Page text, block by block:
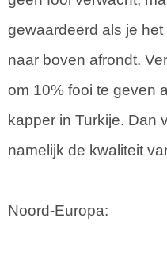
gewaardeerd als je
naar boven afrondt.
om 10% fooi te geven
kapper in Turkije. Dan
namelijk de kwaliteit
Noord-Europa: